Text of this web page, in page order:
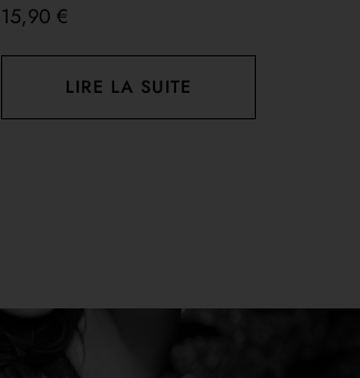
15,90 €
LIRE LA SUITE